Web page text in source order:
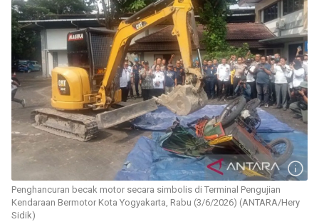
Penghancuran becak motor secara simbolis di Terminal Pengujian
Kendaraan Bermotor Kota Yogyakarta, Rabu (3/6/2026) (ANTARA/Hery
Sidik)